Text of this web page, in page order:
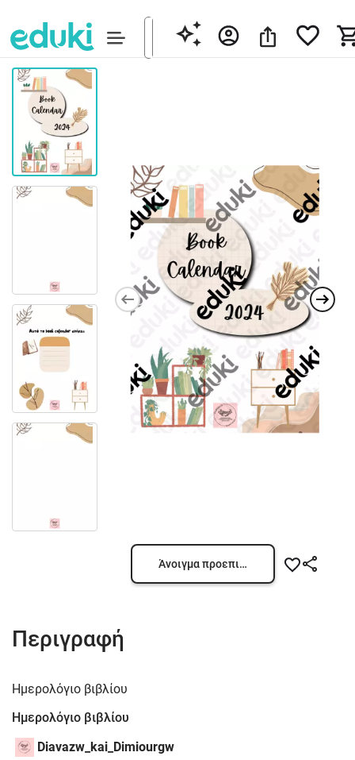
Άνοιγμα προεπισκόπησης
Περιγραφή
Ημερολόγιο βιβλίου
Ημερολόγιο βιβλίου
Diavazw_kai_Dimiourgw